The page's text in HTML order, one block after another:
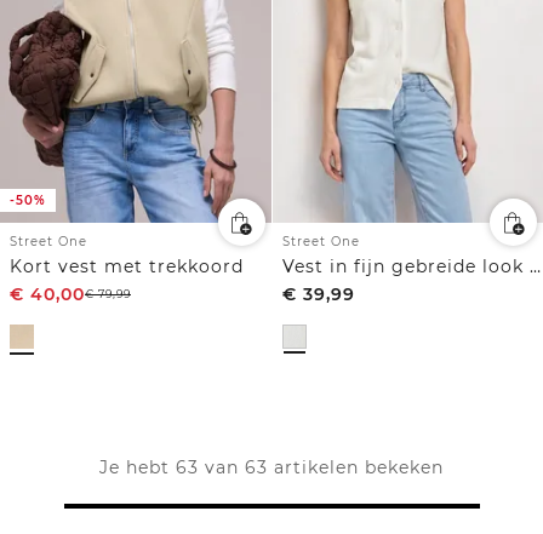
-50%
Street One
Kort vest met trekkoord
€ 40,00€79,99
Street One
Vest in fijn gebreide look met V-hals
€ 39,99
Je hebt 63 van 63 artikelen bekeken